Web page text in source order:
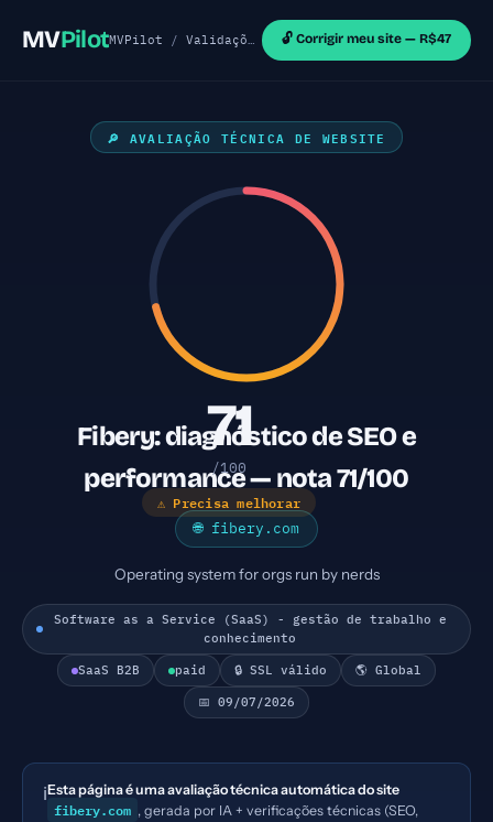
MVPilotMVPilot /Validações de MVP /Sites React/ Fibery
🔓 Corrigir meu site — R$47
🔎 AVALIAÇÃO TÉCNICA DE WEBSITE
71
/100
⚠ Precisa melhorar
Fibery: diagnóstico de SEO e
performance — nota 71/100
🌐 fibery.com
Operating system for orgs run by nerds
Software as a Service (SaaS) - gestão de trabalho e
conhecimento
SaaS B2B paid 🔒 SSL válido 🌎 Global
📅 09/07/2026
ℹ️Esta página é uma avaliação técnica automática do site
fibery.com , gerada por IA + verificações técnicas (SEO,